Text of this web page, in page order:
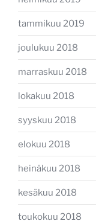
tammikuu 2019
joulukuu 2018
marraskuu 2018
lokakuu 2018
syyskuu 2018
elokuu 2018
heinäkuu 2018
kesäkuu 2018
toukokuu 2018